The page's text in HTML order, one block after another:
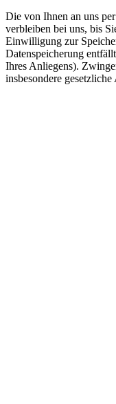
Die von Ihnen an uns
verbleiben bei uns, bis
Einwilligung zur
Datenspeicherung
Ihres Anliegens).
insbesondere